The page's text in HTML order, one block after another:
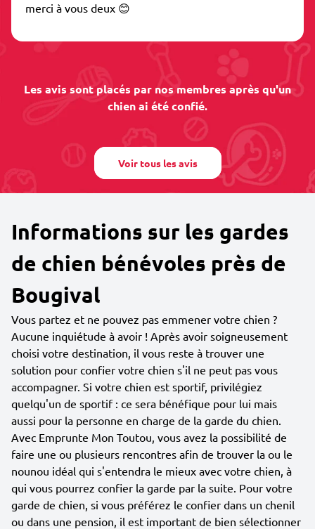
merci à vous deux 😊
Les avis sont placés par nos membres après qu'un
chien ai été confié.
Voir tous les avis
Informations sur les gardes
de chien bénévoles près de
Bougival
Vous partez et ne pouvez pas emmener votre chien ?
Aucune inquiétude à avoir ! Après avoir soigneusement
choisi votre destination, il vous reste à trouver une
solution pour confier votre chien s'il ne peut pas vous
accompagner. Si votre chien est sportif, privilégiez
quelqu'un de sportif : ce sera bénéfique pour lui mais
aussi pour la personne en charge de la garde du chien.
Avec Emprunte Mon Toutou, vous avez la possibilité de
faire une ou plusieurs rencontres afin de trouver la ou le
nounou idéal qui s'entendra le mieux avec votre chien, à
qui vous pourrez confier la garde par la suite. Pour votre
garde de chien, si vous préférez le confier dans un chenil
ou dans une pension, il est important de bien sélectionner